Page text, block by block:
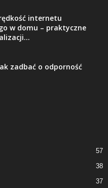
internetu
w domu – praktyczne
zadbać o odporność
57
38
37